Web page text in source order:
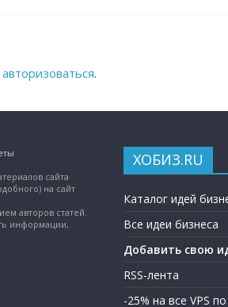
авторизоваться.
сайта
на сайт
авторов статей.
информации,
ХОБИЗ.RU
Каталог идей
Все идеи бизнеса
Добавить свою
RSS-лента
-25% на все VPS по